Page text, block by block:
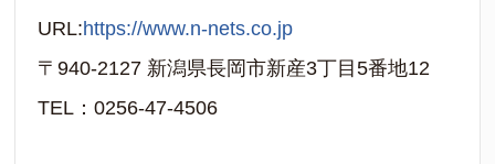
URL:https://www.n-nets.co.jp
〒940-2127 新潟県長岡市新産3丁目5番地12
TEL：0256-47-4506